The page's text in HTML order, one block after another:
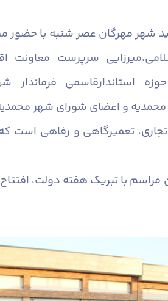
امید شهر مهرگان عصر شنبه با
سرپرست معاونت
حوزه استاندارقاسمی
و اعضای شورای شهر
تعمیرگاهی و رفاهی است
مراسم با تبریک هفته دولت،